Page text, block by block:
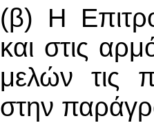
(β) Η
και στις
μελών τις
στην